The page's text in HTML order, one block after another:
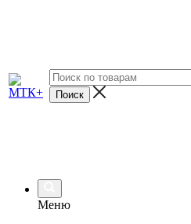
Меню